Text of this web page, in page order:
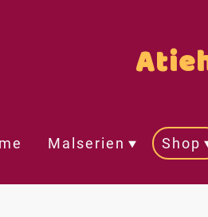
Malserien Shop